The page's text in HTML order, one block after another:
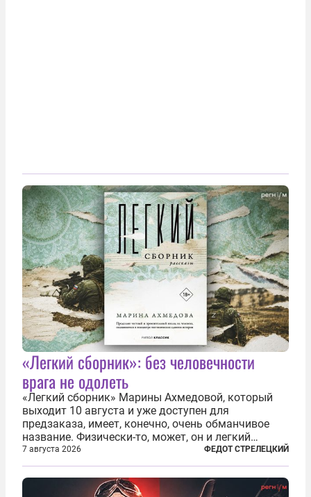
«Легкий сборник»: без человечности
врага не одолеть
«Легкий сборник» Марины Ахмедовой, который
выходит 10 августа и уже доступен для
предзаказа, имеет, конечно, очень обманчивое
название. Физически-то, может, он и легкий
относительно. Но метафизически —
безотносительно тяжелый. Десять рассказов,
каждый из которых напрямую или косвенно (в
основном —...
7 августа 2026 ФЕДОТ СТРЕЛЕЦКИЙ